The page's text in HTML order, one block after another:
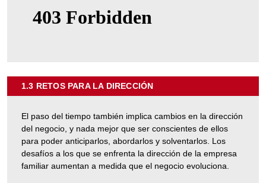
1.3 RETOS PARA LA DIRECCIÓN
"1.3
DIRECCIÓN"
El paso del tiempo también implica cambios en la dirección
del negocio, y nada mejor que ser conscientes de ellos
para poder anticiparlos, abordarlos y solventarlos. Los
desafíos a los que se enfrenta la dirección de la empresa
familiar aumentan a medida que el negocio evoluciona.